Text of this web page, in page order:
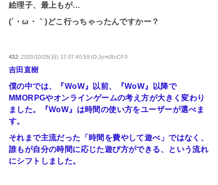
絵理子、最上もが…
(´・ω・｀)どこ行っちゃったんですかー？
432:2020/10/25(日) 17:07:40.59 ID:Jym3IcCF0
吉田直樹
僕の中では、『WoW』以前、『WoW』以降で
MMORPGやオンラインゲームの考え方が大きく変わり
ました。『WoW』は時間の使い方をユーザーが選べま
す。
それまで主流だった「時間を費やして遊べ」ではなく、
誰もが自分の時間に応じた遊び方ができる、という流れ
にシフトしました。